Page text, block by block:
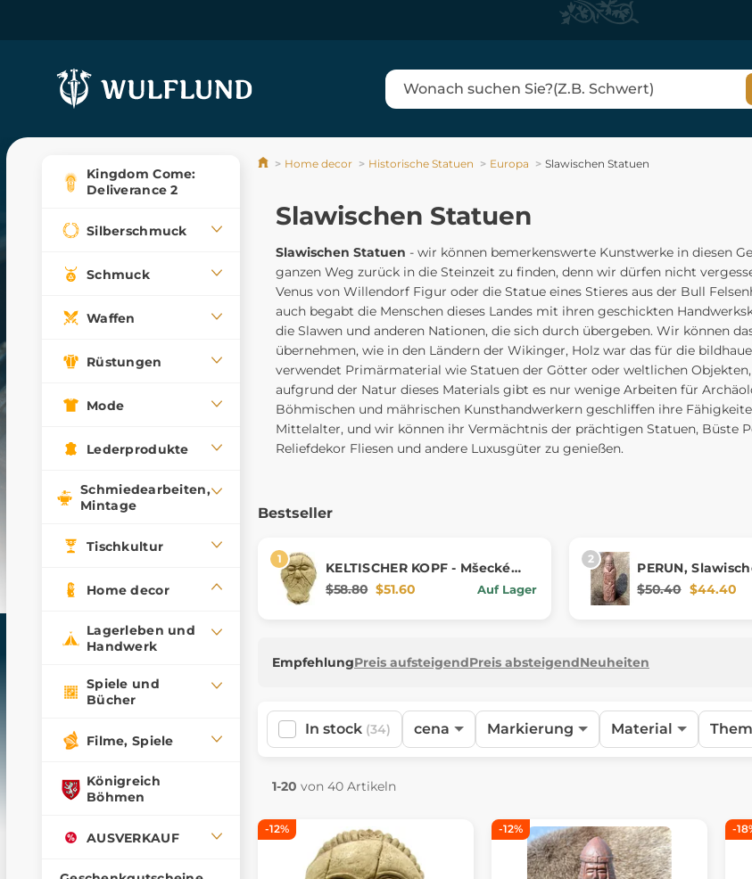
Kingdom Come:
Deliverance 2
Silberschmuck
Schmuck
Waffen
Rüstungen
Mode
Lederprodukte
Schmiedearbeiten,
Mintage
Tischkultur
Home decor
Lagerleben und
Handwerk
Spiele und
Bücher
Filme, Spiele
Königreich
Böhmen
AUSVERKAUF
Home decor Historische Statuen Europa Slawischen Statuen
Slawischen Statuen
Slawischen Statuen - wir können bemerkenswerte Kunstwerke in diesen
ganzen Weg zurück in die Steinzeit zu finden, denn wir dürfen nicht
Venus von Willendorf Figur oder die Statue eines Stieres aus der Bull
auch begabt die Menschen dieses Landes mit ihren geschickten
die Slawen und anderen Nationen, die sich durch übergeben. Wir können
übernehmen, wie in den Ländern der Wikinger, Holz war das für die
verwendet Primärmaterial wie Statuen der Götter oder weltlichen
aufgrund der Natur dieses Materials gibt es nur wenige Arbeiten für
Böhmischen und mährischen Kunsthandwerkern geschliffen ihre
Mittelalter, und wir können ihr Vermächtnis der prächtigen Statuen, Büste
Reliefdekor Fliesen und andere Luxusgüter zu genießen.
Bestseller
KELTISCHER KOPF - Mšecké
Žehrovice (Mühle)
$58.80 $51.60 Auf Lager
PERUN,
Kunststein -
$50.40 $44.40
EmpfehlungPreis aufsteigendPreis absteigendNeuheiten
In stock (34) cena Markierung Material
1-20 von 40 Artikeln
-12% -12% -